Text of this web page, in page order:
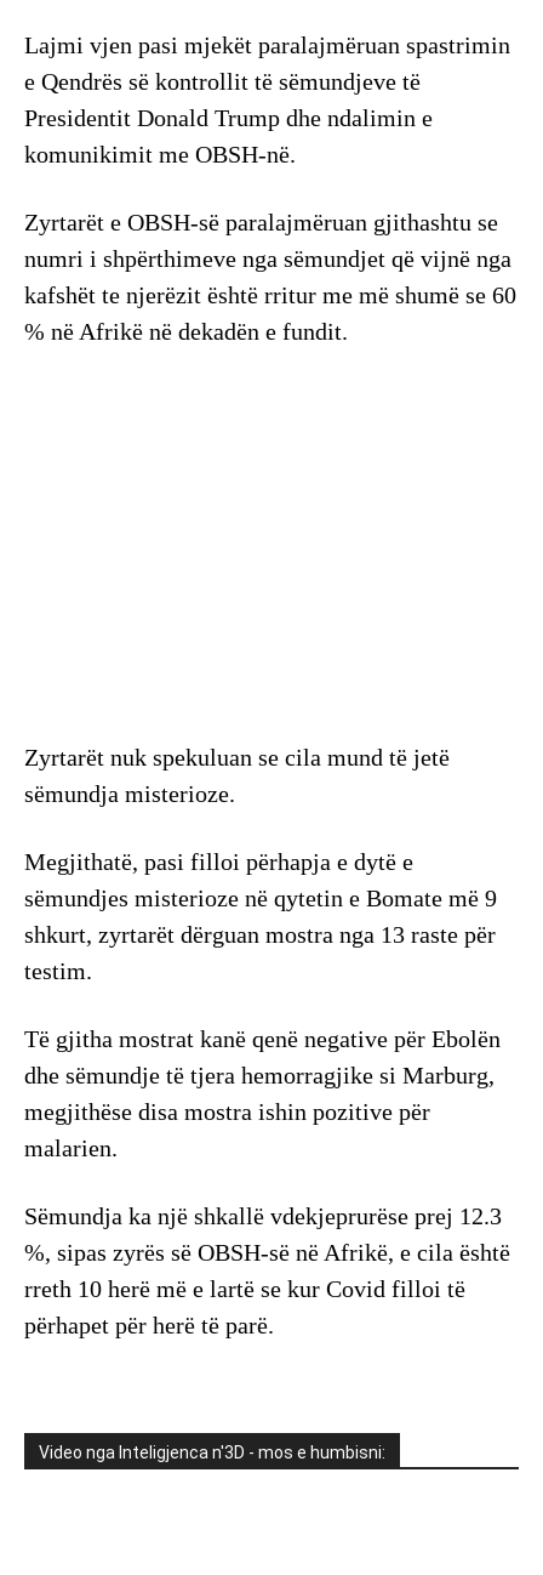
Lajmi vjen pasi mjekët paralajmëruan spastrimin
e Qendrës së kontrollit të sëmundjeve të
Presidentit Donald Trump dhe ndalimin e
komunikimit me OBSH-në.
Zyrtarët e OBSH-së paralajmëruan gjithashtu se
numri i shpërthimeve nga sëmundjet që vijnë nga
kafshët te njerëzit është rritur me më shumë se 60
% në Afrikë në dekadën e fundit.
Zyrtarët nuk spekuluan se cila mund të jetë
sëmundja misterioze.
Megjithatë, pasi filloi përhapja e dytë e
sëmundjes misterioze në qytetin e Bomate më 9
shkurt, zyrtarët dërguan mostra nga 13 raste për
testim.
Të gjitha mostrat kanë qenë negative për Ebolën
dhe sëmundje të tjera hemorragjike si Marburg,
megjithëse disa mostra ishin pozitive për
malarien.
Sëmundja ka një shkallë vdekjeprurëse prej 12.3
%, sipas zyrës së OBSH-së në Afrikë, e cila është
rreth 10 herë më e lartë se kur Covid filloi të
përhapet për herë të parë.
Video nga Inteligjenca n'3D - mos e humbisni: